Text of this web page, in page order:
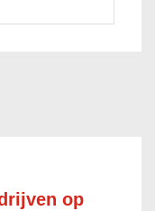
op